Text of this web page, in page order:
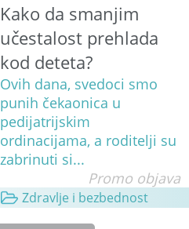
Kako da smanjim
učestalost prehlada
kod deteta?
Ovih dana, svedoci smo
punih čekaonica u
pedijatrijskim
ordinacijama, a roditelji su
zabrinuti si...
Promo objava
Zdravlje i bezbednost